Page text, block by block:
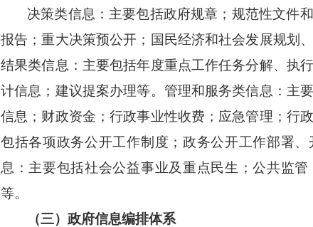
决策类信息：主要包括政府规章；规范性文件
报告；重大决策预公开；国民经济和社会发展规划
结果类信息：主要包括年度重点工作任务分解、执
计信息；建议提案办理等。管理和服务类信息：主
信息；财政资金；行政事业性收费；应急管理；行
包括各项政务公开工作制度；政务公开工作部署
息：主要包括社会公益事业及重点民生；公共监
等。
（三）政府信息编排体系